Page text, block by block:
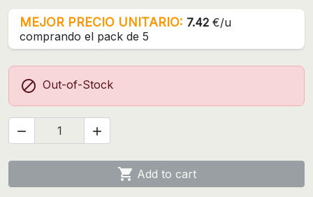
MEJOR PRECIO UNITARIO: 7.42 €/u
comprando el pack de 5
 Out-of-Stock
 
 Add to cart